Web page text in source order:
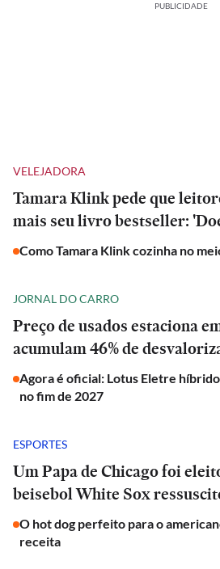
PUBLICIDADE
VELEJADORA
Tamara Klink pede que
mais seu livro bestseller:
Como Tamara Klink cozinha no
JORNAL DO CARRO
Preço de usados estaciona
acumulam 46% de
Agora é oficial: Lotus Eletre
no fim de 2027
ESPORTES
Um Papa de Chicago foi
beisebol White Sox
O hot dog perfeito para o
receita